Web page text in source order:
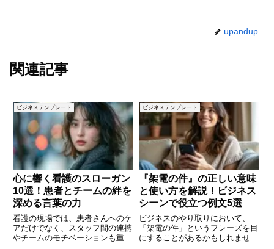
upandup
関連記事
ビジネステンプレート
心に響く看護のスローガン
10選！患者とチームの絆を
深める言葉の力
看護の現場では、患者さんへのケ
アだけでなく、スタッフ間の連携
やチームのモチベーションも重要
ビジネステンプレート
『架電の件』の正しい意味
と使い方を解説！ビジネス
シーンで役立つ例文5選
ビジネスのやり取りにおいて、
「架電の件」というフレーズを目
にすることがあるかもしれませ